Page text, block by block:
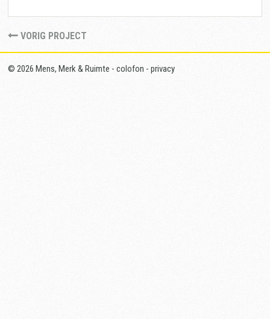
VORIG PROJECT
© 2026 Mens, Merk & Ruimte -colofon -privacy